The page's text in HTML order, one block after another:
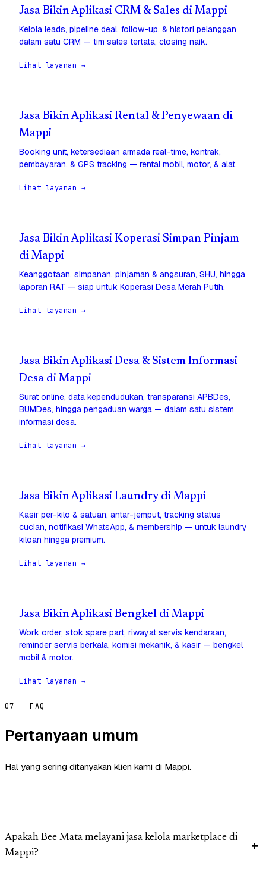
Jasa Bikin Aplikasi CRM & Sales di Mappi
Kelola leads, pipeline deal, follow-up, & histori pelanggan
dalam satu CRM — tim sales tertata, closing naik.
Lihat layanan →
Jasa Bikin Aplikasi Rental & Penyewaan di
Mappi
Booking unit, ketersediaan armada real-time, kontrak,
pembayaran, & GPS tracking — rental mobil, motor, & alat.
Lihat layanan →
Jasa Bikin Aplikasi Koperasi Simpan Pinjam
di Mappi
Keanggotaan, simpanan, pinjaman & angsuran, SHU, hingga
laporan RAT — siap untuk Koperasi Desa Merah Putih.
Lihat layanan →
Jasa Bikin Aplikasi Desa & Sistem Informasi
Desa di Mappi
Surat online, data kependudukan, transparansi APBDes,
BUMDes, hingga pengaduan warga — dalam satu sistem
informasi desa.
Lihat layanan →
Jasa Bikin Aplikasi Laundry di Mappi
Kasir per-kilo & satuan, antar-jemput, tracking status
cucian, notifikasi WhatsApp, & membership — untuk laundry
kiloan hingga premium.
Lihat layanan →
Jasa Bikin Aplikasi Bengkel di Mappi
Work order, stok spare part, riwayat servis kendaraan,
reminder servis berkala, komisi mekanik, & kasir — bengkel
mobil & motor.
Lihat layanan →
07 — FAQ
Pertanyaan umum
Hal yang sering ditanyakan klien kami di Mappi.
Apakah Bee Mata melayani jasa kelola marketplace di
Mappi?